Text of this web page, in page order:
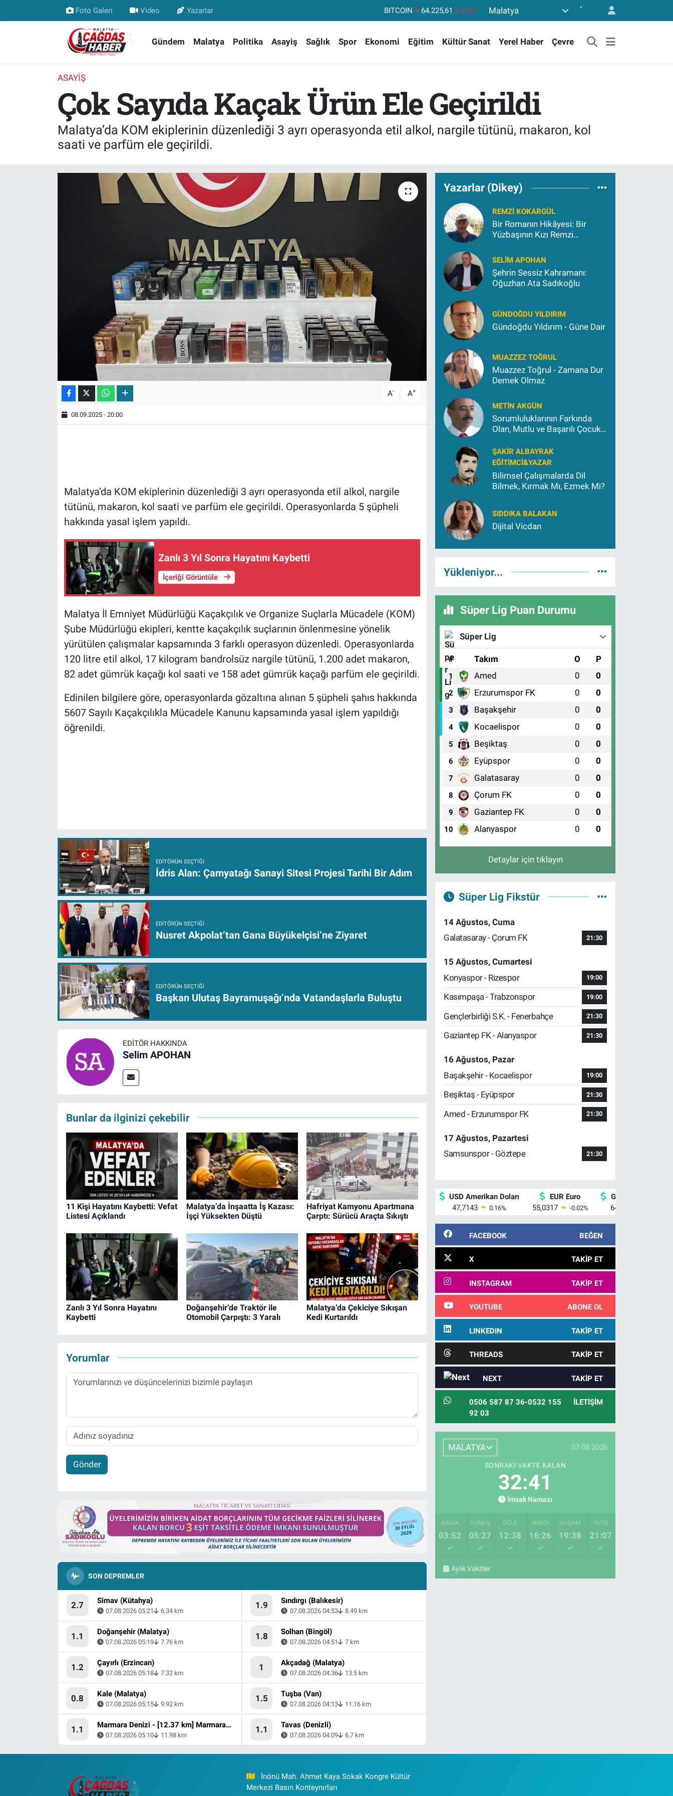
Foto Galeri Video Yazarlar DOLAR 47,7143 %0.16
STERLİN
64,2463 %0.07
BITCOIN
64.225,61 %-0.63
Malatya °
Gündem Malatya Politika Asayiş Sağlık Spor Ekonomi Eğitim Kültür Sanat Yerel Haber Çevre
ASAYIŞ
Çok Sayıda Kaçak Ürün Ele Geçirildi
Malatya’da KOM ekiplerinin düzenlediği 3 ayrı operasyonda etil alkol, nargile tütünü, makaron, kol
saati ve parfüm ele geçirildi.
A- A+
08.09.2025 - 20:00
Malatya’da KOM ekiplerinin düzenlediği 3 ayrı operasyonda etil alkol, nargile
tütünü, makaron, kol saati ve parfüm ele geçirildi. Operasyonlarda 5 şüpheli
hakkında yasal işlem yapıldı.
Zanlı 3 Yıl Sonra Hayatını Kaybetti
İçeriği Görüntüle
Malatya İl Emniyet Müdürlüğü Kaçakçılık ve Organize Suçlarla Mücadele (KOM)
Şube Müdürlüğü ekipleri, kentte kaçakçılık suçlarının önlenmesine yönelik
yürütülen çalışmalar kapsamında 3 farklı operasyon düzenledi. Operasyonlarda
120 litre etil alkol, 17 kilogram bandrolsüz nargile tütünü, 1.200 adet makaron,
82 adet gümrük kaçağı kol saati ve 158 adet gümrük kaçağı parfüm ele geçirildi.
Edinilen bilgilere göre, operasyonlarda gözaltına alınan 5 şüpheli şahıs hakkında
5607 Sayılı Kaçakçılıkla Mücadele Kanunu kapsamında yasal işlem yapıldığı
öğrenildi.
EDITÖRÜN SEÇTIĞI
İdris Alan: Çamyatağı Sanayi Sitesi Projesi Tarihi Bir Adım
EDITÖRÜN SEÇTIĞI
Nusret Akpolat’tan Gana Büyükelçisi’ne Ziyaret
EDITÖRÜN SEÇTIĞI
Başkan Ulutaş Bayramuşağı’nda Vatandaşlarla Buluştu
EDITÖR HAKKINDA
Selim APOHAN
Bunlar da ilginizi çekebilir
11 Kişi Hayatını Kaybetti: Vefat
Listesi Açıklandı
Malatya’da İnşaatta İş Kazası:
İşçi Yüksekten Düştü
Hafriyat Kamyonu Apartmana
Çarptı: Sürücü Araçta Sıkıştı
Zanlı 3 Yıl Sonra Hayatını
Kaybetti
Doğanşehir’de Traktör ile
Otomobil Çarpıştı: 3 Yaralı
Malatya’da Çekiciye Sıkışan
Kedi Kurtarıldı
Yorumlar
Gönder
SON DEPREMLER
2.7 Simav (Kütahya)
07.08.2026 05:21 6.34 km
1.1 Doğanşehir (Malatya)
07.08.2026 05:19 7.76 km
1.2 Çayırlı (Erzincan)
07.08.2026 05:18 7.32 km
0.8 Kale (Malatya)
07.08.2026 05:15 9.92 km
1.1 Marmara Denizi - [12.37 km] Marmara (Balıkesir)
07.08.2026 05:10 11.98 km
1.9 Sındırgı (Balıkesir)
07.08.2026 04:53 8.49 km
1.8 Solhan (Bingöl)
07.08.2026 04:51 7 km
1 Akçadağ (Malatya)
07.08.2026 04:36 13.5 km
1.5 Tuşba (Van)
07.08.2026 04:13 11.16 km
1.1 Tavas (Denizli)
07.08.2026 04:09 6.7 km
Yazarlar (Dikey)
REMZI KOKARGÜL
Bir Romanın Hikâyesi: Bir
Yüzbaşının Kızı Remzi
SELIM APOHAN
Şehrin Sessiz Kahramanı:
Oğuzhan Ata Sadıkoğlu
GÜNDOĞDU YILDIRIM
Gündoğdu Yıldırım - Güne Dair
MUAZZEZ TOĞRUL
Muazzez Toğrul - Zamana Dur
Demek Olmaz
METIN AKGÜN
Sorumluluklarının Farkında
Olan, Mutlu ve Başarılı Çocuk
ŞAKIR ALBAYRAK
EĞITIMCI&YAZAR
Bilimsel Çalışmalarda Dil
Bilmek, Kırmak Mı, Ezmek Mi?
SIDDIKA BALAKAN
Dijital Vicdan
Yükleniyor...
Süper Lig Puan Durumu
Süper Lig
# Takım O P
1 Amed 0 0
2 Erzurumspor FK 0 0
3 Başakşehir 0 0
4 Kocaelispor 0 0
5 Beşiktaş 0 0
6 Eyüpspor 0 0
7 Galatasaray 0 0
8 Çorum FK 0 0
9 Gaziantep FK 0 0
10 Alanyaspor 0 0
Detaylar için tıklayın
Süper Lig Fikstür
14 Ağustos, Cuma
Galatasaray - Çorum FK
21:30
15 Ağustos, Cumartesi
Konyaspor - Rizespor
19:00
Kasımpaşa - Trabzonspor 19:00
Gençlerbirliği S.K. - Fenerbahçe 21:30
Gaziantep FK - Alanyaspor 21:30
16 Ağustos, Pazar
Başakşehir - Kocaelispor
19:00
Beşiktaş - Eyüpspor 21:30
Amed - Erzurumspor FK 21:30
17 Ağustos, Pazartesi
Samsunspor - Göztepe
21:30
USD Amerikan Doları
47,7143
0.16%
EUR Euro
55,0317
-0.02%
GBP İngiliz
64,2463
FACEBOOK BEĞEN
X TAKIP ET
INSTAGRAM TAKIP ET
YOUTUBE ABONE OL
LINKEDIN TAKIP ET
THREADS TAKIP ET
NEXT TAKIP ET
0506 587 87 36-0532 155
92 03
İLETIŞIM
MALATYA 07.08.2026
SONRAKI VAKTE KALAN
32:40
İmsak Namazı
İMSAK
03:52
GÜNEŞ
05:27
ÖĞLE
12:38
İKINDI
16:26
AKŞAM
19:38
YATSI
21:07
Aylık Vakitler
İnönü Mah. Ahmet Kaya Sokak Kongre Kültür
Merkezi Basın Konteynırları
Nöbetçi Eczaneler
Malatya Namaz Vakitleri
Trafik Durumu
Süper Lig Puan Durumu ve Fikstür
Son Dakika Haberleri